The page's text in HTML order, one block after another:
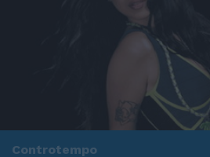
Controtempo